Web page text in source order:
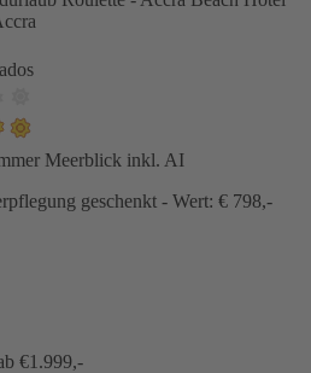
Meerblick inkl. AI
geschenkt - Wert: € 798,-
€1.999,-